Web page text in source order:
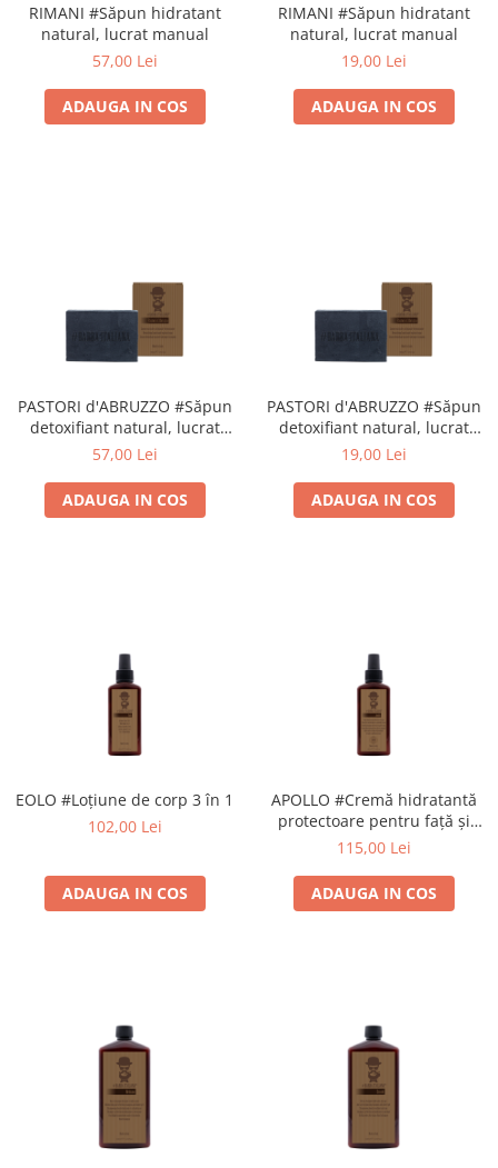
RIMANI #Săpun hidratant
natural, lucrat manual
57,00 Lei
ADAUGA IN COS
RIMANI #Săpun hidratant
natural, lucrat manual
19,00 Lei
ADAUGA IN COS
PASTORI d'ABRUZZO #Săpun
detoxifiant natural, lucrat
manual
57,00 Lei
ADAUGA IN COS
PASTORI d'ABRUZZO #Săpun
detoxifiant natural, lucrat
manual
19,00 Lei
ADAUGA IN COS
EOLO #Loțiune de corp 3 în 1
102,00 Lei
ADAUGA IN COS
APOLLO #Cremă hidratantă
protectoare pentru față și
corp SPF30
115,00 Lei
ADAUGA IN COS